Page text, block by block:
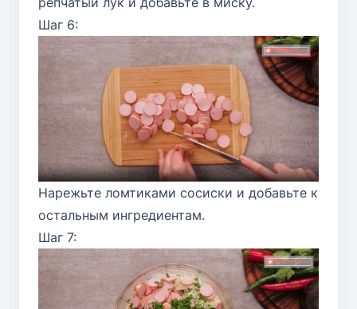
Шаг 6:
Нарежьте ломтиками сосиски и добавьте к
остальным ингредиентам.
Шаг 7: